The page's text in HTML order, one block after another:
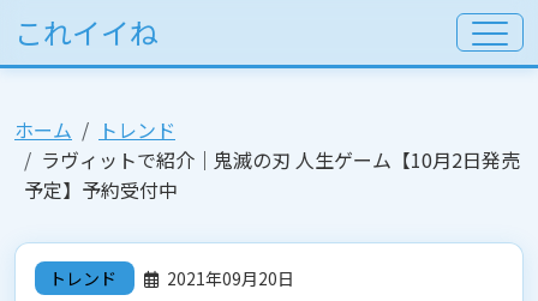
これイイね
ホーム
トレンド
ラヴィットで紹介│鬼滅の刃 人生ゲーム【10月2日発売
予定】予約受付中
トレンド 2021年09月20日